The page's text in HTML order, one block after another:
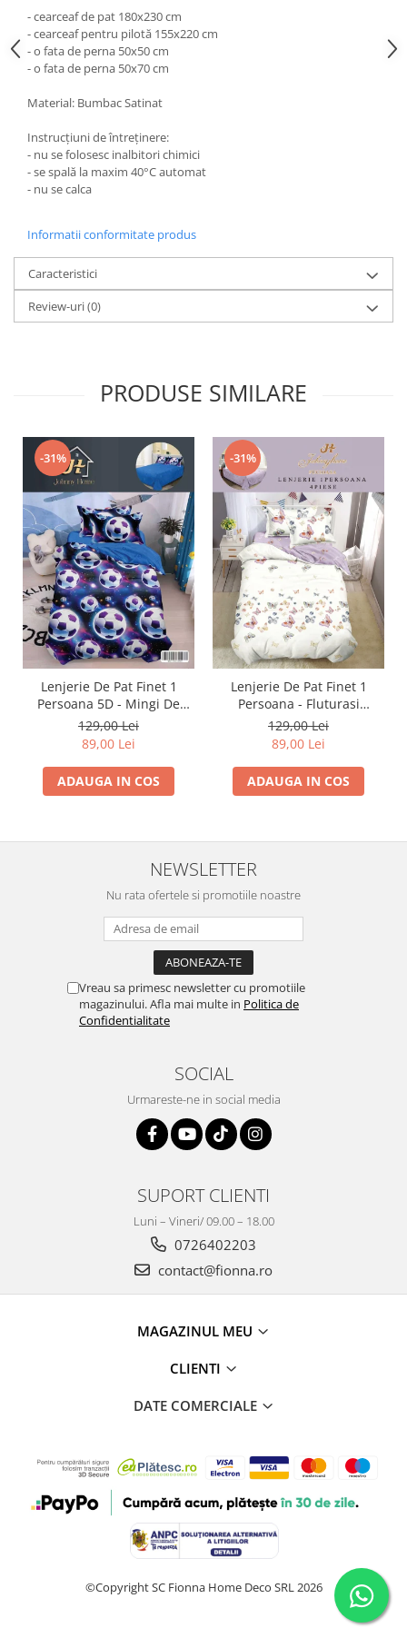
- cearceaf de pat 180x230 cm
- cearceaf pentru pilotă 155x220 cm
- o fata de perna 50x50 cm
- o fata de perna 50x70 cm
Material: Bumbac Satinat
Instrucțiuni de întreținere:
- nu se folosesc inalbitori chimici
- se spală la maxim 40°C automat
- nu se calca
Informatii conformitate produs
Caracteristici
Review-uri(0)
PRODUSE SIMILARE
-31%
Lenjerie De Pat Finet 1
Persoana 5D - Mingi De
Fotbal In Galaxie
129,00 Lei
89,00 Lei
ADAUGA IN COS
-31%
Lenjerie De Pat Finet 1
Persoana - Fluturasi
Multicolori
129,00 Lei
89,00 Lei
ADAUGA IN COS
NEWSLETTER
Nu rata ofertele si promotiile noastre
Vreau sa primesc newsletter cu promotiile
magazinului. Afla mai multe in Politica de
Confidentialitate
SOCIAL
Urmareste-ne in social media
SUPORT CLIENTI
Luni – Vineri/ 09.00 – 18.00
0726402203
contact@fionna.ro
MAGAZINUL MEU
CLIENTI
DATE COMERCIALE
©Copyright SC Fionna Home Deco SRL 2026